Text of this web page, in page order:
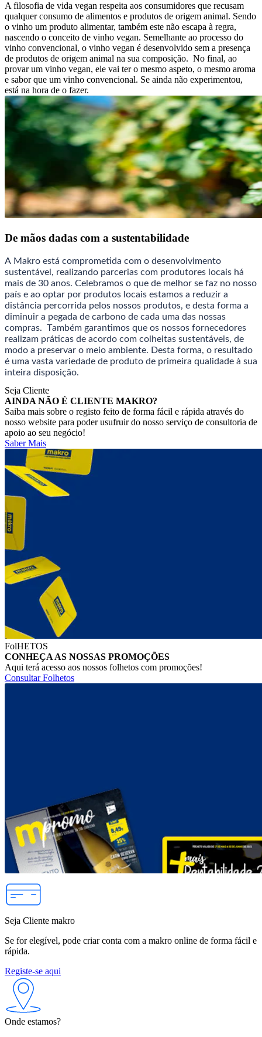
A filosofia de vida vegan respeita aos consumidores que recusam
qualquer consumo de alimentos e produtos de origem animal. Sendo
o vinho um produto alimentar, também este não escapa à regra,
nascendo o conceito de vinho vegan. Semelhante ao processo do
vinho convencional, o vinho vegan é desenvolvido sem a presença
de produtos de origem animal na sua composição. No final, ao
provar um vinho vegan, ele vai ter o mesmo aspeto, o mesmo aroma
e sabor que um vinho convencional. Se ainda não experimentou,
está na hora de o fazer.
De mãos dadas com a sustentabilidade
A Makro está comprometida com o desenvolvimento
sustentável, realizando parcerias com produtores locais há
mais de 30 anos. Celebramos o que de melhor se faz no nosso
país e ao optar por produtos locais estamos a reduzir a
distância percorrida pelos nossos produtos, e desta forma a
diminuir a pegada de carbono de cada uma das nossas
compras. Também garantimos que os nossos fornecedores
realizam práticas de acordo com colheitas sustentáveis, de
modo a preservar o meio ambiente. Desta forma, o resultado
é uma vasta variedade de produto de primeira qualidade à sua
inteira disposição.
Seja Cliente
AINDA NÃO É CLIENTE MAKRO?
Saiba mais sobre o registo feito de forma fácil e rápida através do
nosso website para poder usufruir do nosso serviço de consultoria de
apoio ao seu negócio!
Saber Mais
FolHETOS
CONHEÇA AS NOSSAS PROMOÇÕES
Aqui terá acesso aos nossos folhetos com promoções!
Consultar Folhetos
Seja Cliente makro
Se for elegível, pode criar conta com a makro online de forma fácil e
rápida.
Registe-se aqui
Onde estamos?